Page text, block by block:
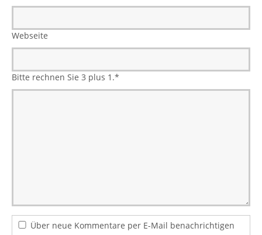
Webseite
Bitte rechnen Sie 3 plus 1.*
Über neue Kommentare per E-Mail benachrichtigen